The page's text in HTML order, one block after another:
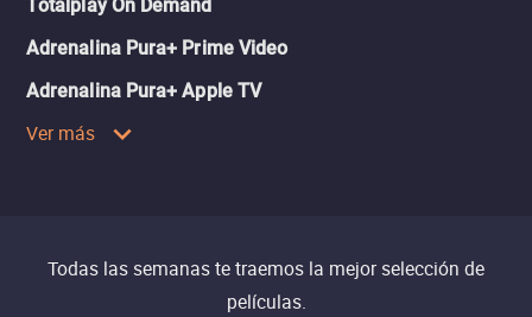
Totalplay On Demand
Adrenalina Pura+ Prime Video
Adrenalina Pura+ Apple TV
Ver más
Todas las semanas te traemos la mejor selección de
películas.